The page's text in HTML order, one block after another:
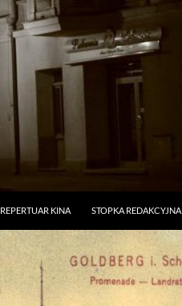
REPERTUAR KINA STOPKA REDAKCYJNA